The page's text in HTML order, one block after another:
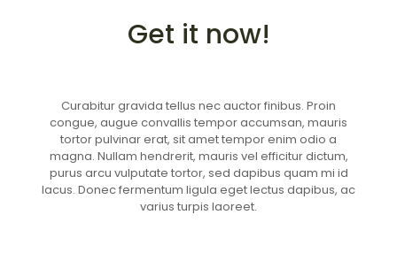
Get it now!
Curabitur gravida tellus nec auctor finibus. Proin
congue, augue convallis tempor accumsan, mauris
tortor pulvinar erat, sit amet tempor enim odio a
magna. Nullam hendrerit, mauris vel efficitur dictum,
purus arcu vulputate tortor, sed dapibus quam mi id
lacus. Donec fermentum ligula eget lectus dapibus, ac
varius turpis laoreet.